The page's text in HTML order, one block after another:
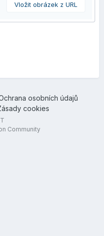
Vložit obrázek z URL
osobních údajů
cookies
Community